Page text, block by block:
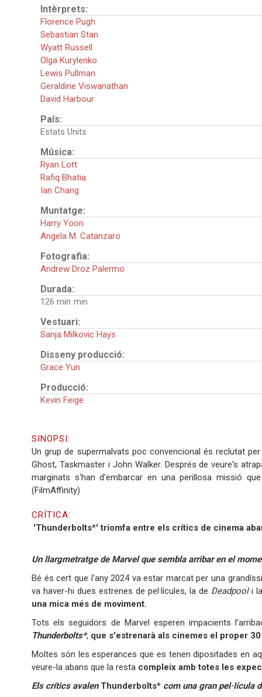
Intèrprets:
Florence Pugh
Sebastian Stan
Wyatt Russell
Olga Kurylenko
Lewis Pullman
Geraldine Viswanathan
David Harbour
País:
Estats Units
Música:
Ryan Lott
Rafiq Bhatia
Ian Chang
Muntatge:
Harry Yoon
Angela M. Catanzaro
Fotografia:
Andrew Droz Palermo
Durada:
126 min
Vestuari:
Sanja Milkovic Hays
Disseny producció:
Grace Yun
Producció:
Kevin Feige
SINOPSI:
Un grup de supermalvats poc convencional és reclutat
Ghost, Taskmaster i John Walker. Després de veure's
marginats s'han d'embarcar en una perillosa missió
(FilmAffinity)
CRÍTICA:
'Thunderbolts*' triomfa entre els crítics de cinema
Un llargmetratge de Marvel que sembla arribar en el
Bé és cert que l'any 2024 va estar marcat per una
va haver-hi dues estrenes de pel·lícules, la de Deadpooli
una mica més de moviment.
Tots els seguidors de Marvel esperen impacients
Thunderbolts*, que s'estrenarà als cinemes el proper
Moltes són les esperances que es tenen dipositades en
veure-la abans que la resta compleix amb totes les
Els crítics avalen Thunderbolts* com una gran pel·lícula